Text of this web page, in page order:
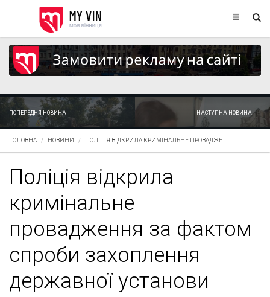
ПОПЕРЕДНЯ НОВИНА НАСТУПНА НОВИНА
ГОЛОВНА НОВИНИ ПОЛІЦІЯ ВІДКРИЛА КРИМІНАЛЬНЕ ПРОВАДЖЕ...
Поліція відкрила
кримінальне
провадження за фактом
спроби захоплення
державної установи